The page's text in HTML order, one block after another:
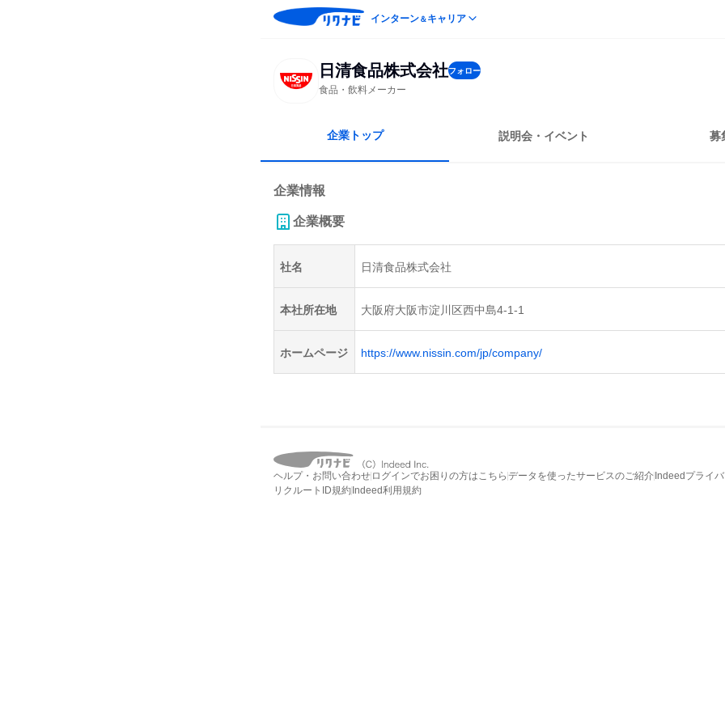
インターン＆キャリア
日清食品株式会社フォロー
食品・飲料メーカー
企業トップ 説明会・イベント 募
企業情報
企業概要
社名 日清食品株式会社
本社所在地 大阪府大阪市淀川区西中島4-1-1
ホームページ https://www.nissin.com/jp/company/
ヘルプ・お問い合わせ ログインでお困りの方はこちら データを使ったサービスのご紹介 Indeedプライ
リクルートID規約 Indeed利用規約